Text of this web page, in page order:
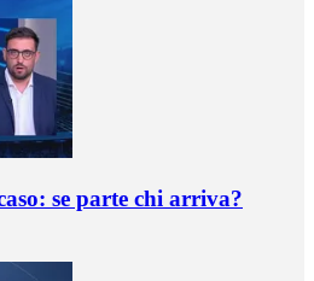
se parte chi arriva?